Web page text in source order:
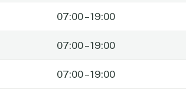
07:00 – 19:00
07:00 – 19:00
07:00 – 19:00